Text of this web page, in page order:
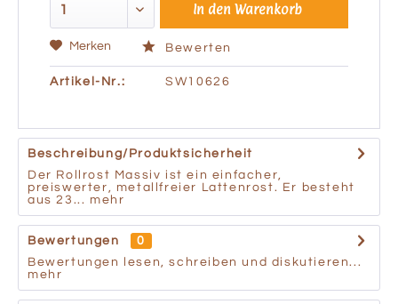
In den Warenkorb
Merken Bewerten
Artikel-Nr.: SW10626
Beschreibung/Produktsicherheit
Der Rollrost Massiv ist ein einfacher,
preiswerter, metallfreier Lattenrost. Er besteht
aus 23... mehr
Bewertungen
0
Bewertungen lesen, schreiben und diskutieren...
mehr